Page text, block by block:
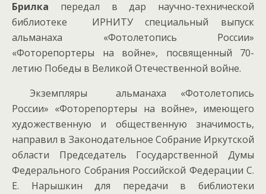
Брилка передал в дар научно-технической
библиотеке ИРНИТУ специальный выпуск
альманаха «Фотолетопись России»
«Фоторепортеры на войне», посвященный 70-
летию Победы в Великой Отечественной войне.
Экземпляры альманаха «Фотолетопись
России» «Фоторепортеры на войне», имеющего
художественную и общественную значимость,
направил в Законодательное Собрание Иркутской
области Председатель Государственной Думы
Федерального Собрания Российской Федерации С.
Е. Нарышкин для передачи в библиотеки